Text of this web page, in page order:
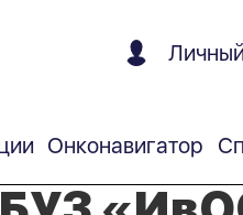
Онконавигатор